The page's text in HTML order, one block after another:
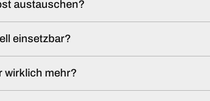
austauschen?
einsetzbar?
wirklich mehr?